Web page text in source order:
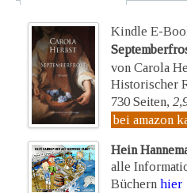
Kindle E-
von Carola
Historischer
730 Seiten,
bei amazon
Hein
alle
Büchern hier